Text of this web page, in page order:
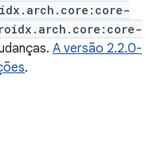
A versão 2.2.0-
.